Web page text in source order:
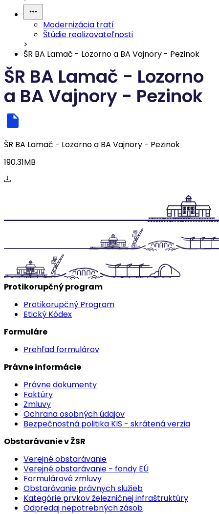
Modernizácia tratí
Štúdie realizovateľnosti
>
ŠR BA Lamač - Lozorno a BA Vajnory - Pezinok
ŠR BA Lamač - Lozorno
a BA Vajnory - Pezinok
ŠR BA Lamač - Lozorno a BA Vajnory - Pezinok
190.31MB
Protikorupčný program
Protikorupčný Program
Etický Kódex
Formuláre
Prehľad formulárov
Právne informácie
Právne dokumenty
Faktúry
Zmluvy
Ochrana osobných údajov
Bezpečnostná politika KIS - skrátená verzia
Obstarávanie v ŽSR
Verejné obstarávanie
Verejné obstarávanie - fondy EÚ
Formulárové zmluvy
Obstarávanie právnych služieb
Kategórie prvkov železničnej infraštruktúry
Odpredaj nepotrebných zásob